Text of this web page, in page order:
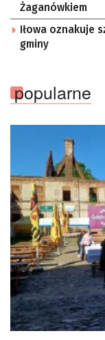
Żaganówkiem
Iłowa oznakuje
gminy
popularne